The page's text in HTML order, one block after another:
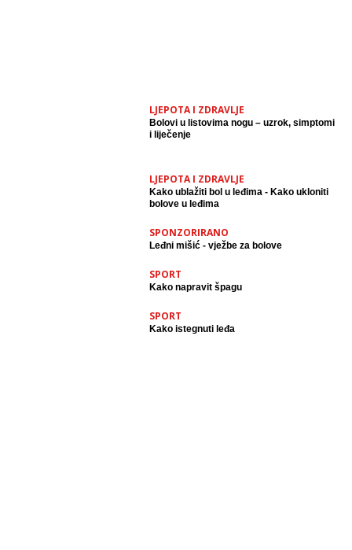
LJEPOTA I ZDRAVLJE
Bolovi u listovima nogu – uzrok, simptomi
i liječenje
LJEPOTA I ZDRAVLJE
Kako ublažiti bol u leđima - Kako ukloniti
bolove u leđima
SPONZORIRANO
Leđni mišić - vježbe za bolove
SPORT
Kako napravit špagu
SPORT
Kako istegnuti leđa